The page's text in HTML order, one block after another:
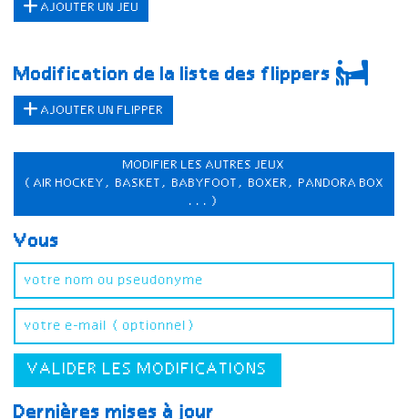
AJOUTER UN JEU
Modification de la liste des flippers
AJOUTER UN FLIPPER
MODIFIER LES AUTRES JEUX
(AIR HOCKEY, BASKET, BABYFOOT, BOXER, PANDORA BOX
...)
Vous
VALIDER LES MODIFICATIONS
Dernières mises à jour